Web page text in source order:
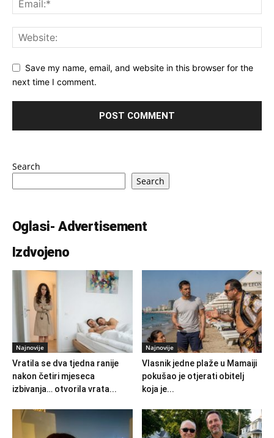
Save my name, email, and website in this browser for the
next time I comment.
Search
Search
Oglasi- Advertisement
Izdvojeno
Najnovije
Vratila se dva tjedna ranije
nakon četiri mjeseca
izbivanja… otvorila vrata...
Najnovije
Vlasnik jedne plaže u Mamaiji
pokušao je otjerati obitelj
koja je...